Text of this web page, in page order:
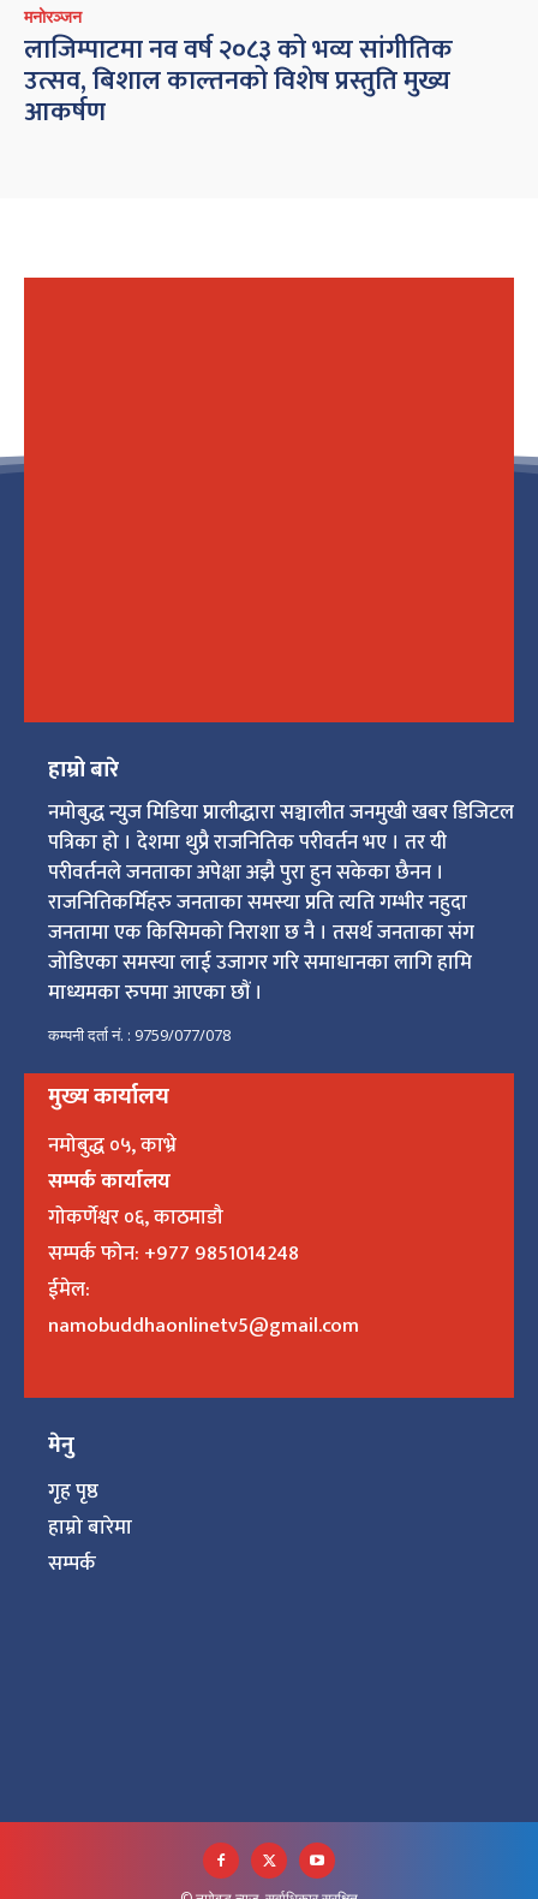
मनोरञ्जन
लाजिम्पाटमा नव वर्ष २०८३ को भव्य सांगीतिक
उत्सव, बिशाल काल्तनको विशेष प्रस्तुति मुख्य
आकर्षण
हाम्रो बारे
नमोबुद्ध न्युज मिडिया प्रालीद्धारा सञ्चालीत जनमुखी खबर डिजिटल
पत्रिका हो । देशमा थुप्रै राजनितिक परीवर्तन भए । तर यी
परीवर्तनले जनताका अपेक्षा अझै पुरा हुन सकेका छैनन ।
राजनितिकर्मिहरु जनताका समस्या प्रति त्यति गम्भीर नहुदा
जनतामा एक किसिमको निराशा छ नै । तसर्थ जनताका संग
जोडिएका समस्या लाई उजागर गरि समाधानका लागि हामि
माध्यमका रुपमा आएका छौं ।
कम्पनी दर्ता नं. : 9759/077/078
मुख्य कार्यालय
नमोबुद्ध ०५, काभ्रे
सम्पर्क कार्यालय
गोकर्णेश्वर ०६, काठमाडौ
सम्पर्क फोन: +977 9851014248
ईमेल:
namobuddhaonlinetv5@gmail.com
मेनु
गृह पृष्ठ
हाम्रो बारेमा
सम्पर्क